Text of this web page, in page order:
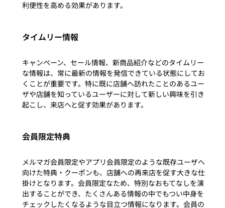
タイムリー情報
キャンペーン、セール情報、新商品紹介などのタイムリー
な情報は、常に最新の情報を発信できている状態にしてお
くことが重要です。特に既に店舗へ訪れたことのあるユー
ザや店舗を知っているユーザーに対して新しい興味を引き
会員限定特典
メルマガ会員限定やアプリ会員限定のような既存ユーザへ
向けた特典・クーポンも、店舗への再来店を促す大きな仕
掛けとなります。会員限定なため、特別なおもてなしを演
出することができ、たくさんある情報の中でもつい中身を
チェックしたくなるような目立つ情報になります。会員の